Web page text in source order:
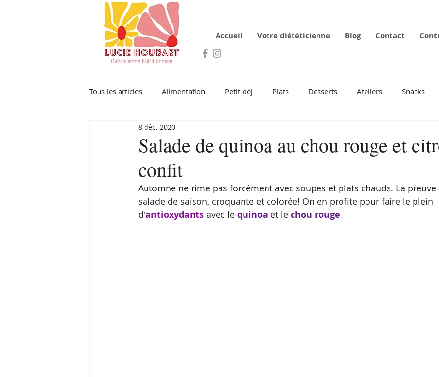
Accueil Votre diététicienne Blog Contact
Tous les articles Alimentation Petit-déj Plats Desserts Ateliers Snacks
Salade de quinoa au chou rouge et
confit
8 déc. 2020
Automne ne rime pas forcément avec soupes et plats chauds. La
salade de saison, croquante et colorée! On en profite pour faire le plein
d'antioxydants avec le quinoa et le chou rouge.